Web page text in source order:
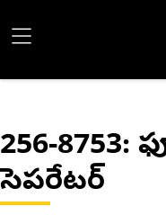
256-8753:
సెపరేటర్